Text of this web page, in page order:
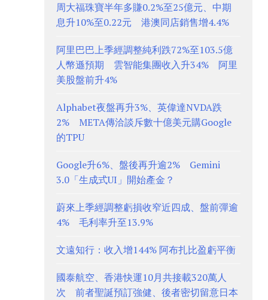
周大福珠寶半年多賺0.2%至25億元、中期
息升10%至0.22元 港澳同店銷售增4.4%
阿里巴巴上季經調整純利跌72%至103.5億
人幣遜預期 雲智能集團收入升34% 阿里
美股盤前升4%
Alphabet夜盤再升3%、英偉達NVDA跌
2% META傳洽談斥數十億美元購Google
的TPU
Google升6%、盤後再升逾2% Gemini
3.0「生成式UI」開始產金？
蔚來上季經調整虧損收窄近四成、盤前彈逾
4% 毛利率升至13.9%
文遠知行：收入增144% 阿布扎比盈虧平衡
國泰航空、香港快運10月共接載320萬人
次 前者聖誕預訂強健、後者密切留意日本